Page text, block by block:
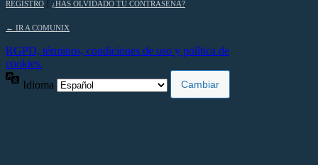
REGISTRO | ¿HAS OLVIDADO TU CONTRASEÑA?
← IR A COMUNIX
RGPD, términos, condiciones de uso y política de
cookies.
Idioma